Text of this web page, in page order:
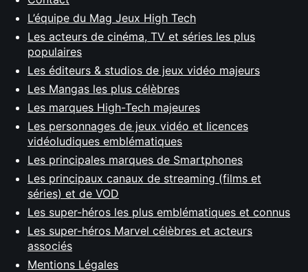
L’équipe du Mag Jeux High Tech
Les acteurs de cinéma, TV et séries les plus
populaires
Les éditeurs & studios de jeux vidéo majeurs
Les Mangas les plus célèbres
Les marques High-Tech majeures
Les personnages de jeux vidéo et licences
vidéoludiques emblématiques
Les principales marques de Smartphones
Les principaux canaux de streaming (films et
séries) et de VOD
Les super-héros les plus emblématiques et connus
Les super-héros Marvel célèbres et acteurs
associés
Mentions Légales